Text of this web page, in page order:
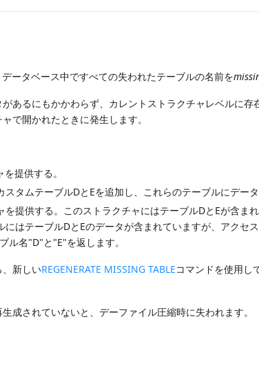
ータベース中ですべての失われたテーブルの名前を
あるにもかかわらず、カレントストラクチャレベルに存
で開かれたときに発生します。
提供する。
タムテーブルDとEを追加し、これらのテーブルにデータ
提供する。このストラクチャにはテーブルDとEが含まれ
はテーブルDとEのデータが含まれていますが、アクセス
ル名"D"と"E"を返します。
新しいREGENERATE MISSING TABLEコマンドを使用し
成されていないと、デーファイル圧縮時に失われます。